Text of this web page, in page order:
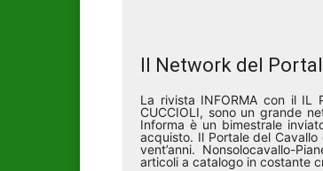
Il Network del
La rivista INFORMA con il IL
CUCCIOLI, sono un grande
Informa è un bimestrale
acquisto. Il Portale del
vent’anni. Nonsolocavallo-
articoli a catalogo in costante